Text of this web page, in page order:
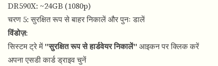
DR590X: ~24GB (1080p)
चरण 5: सुरक्षित रूप से बाहर निकालें और पुनः डालें
विंडोज़:
सिस्टम ट्रे में"सुरक्षित रूप से हार्डवेयर निकालें" आइकन पर क्लिक करें
अपना एसडी कार्ड ड्राइव चुनें